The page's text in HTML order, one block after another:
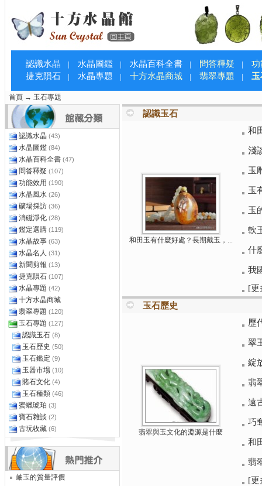
認識水晶 | 水晶圖鑑 | 水晶百科全書 | 問答釋疑 |
功
捷克隕石
| 水晶專題 | 十方水晶商城 | 翡翠專題 |
首頁 → 玉石專題
認識水晶 (43)
水晶圖鑑 (84)
水晶百科全書 (47)
問答釋疑 (107)
功能效用 (190)
水晶風水 (26)
礦場採訪 (36)
消磁淨化 (28)
鑑定選購 (119)
水晶故事 (63)
水晶名人 (31)
新聞剪報 (13)
捷克隕石 (107)
水晶專題 (42)
十方水晶商城
翡翠專題 (120)
玉石專題 (127)
認識玉石 (8)
玉石歷史 (50)
玉石鑑定 (9)
玉器市場 (10)
賭石文化 (4)
玉石種類 (46)
蜜蠟琥珀 (3)
寶石雜談 (2)
古玩收藏 (6)
岫玉的質量評價
認識玉石
和田玉有什麼好處？長期戴玉，...
和
淺
玉
玉
玉
軟
什
我
[更
玉石歷史
翡翠與玉文化的淵源是什麼
歷
翠
綻
翡
遠
巧
和
翡
[更